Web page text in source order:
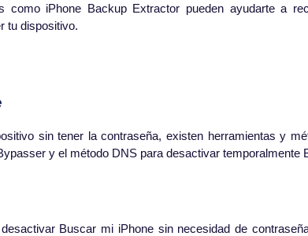
iPhone Backup Extractor pueden ayudarte a
tu dispositivo.
sin tener la contraseña, existen herramientas y
y el método DNS para desactivar temporalmente
Buscar mi iPhone sin necesidad de